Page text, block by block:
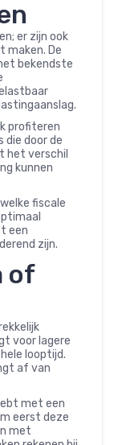
er zijn ook
maken. De
bekendste
profiteren
die door de
het verschil
kunnen
fiscale
een
zijn.
of
voor lagere
looptijd.
af van
met een
eerst deze
met